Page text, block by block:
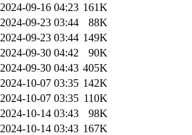
2024-09-16 04:23 161K
2024-09-23 03:44
88K
2024-09-23 03:44 149K
2024-09-30 04:42
90K
2024-09-30 04:43 405K
2024-10-07 03:35 142K
2024-10-07 03:35 110K
2024-10-14 03:43
98K
2024-10-14 03:43 167K